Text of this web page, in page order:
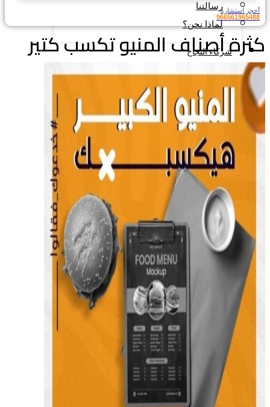
رسالتنا
لماذا نحن؟
شركاء النجاح
خدمتنا
المدونة
أراء العملاء
تواصل معنا
ENGLISH
استشارة
أصناف المنيو تكسب كتير